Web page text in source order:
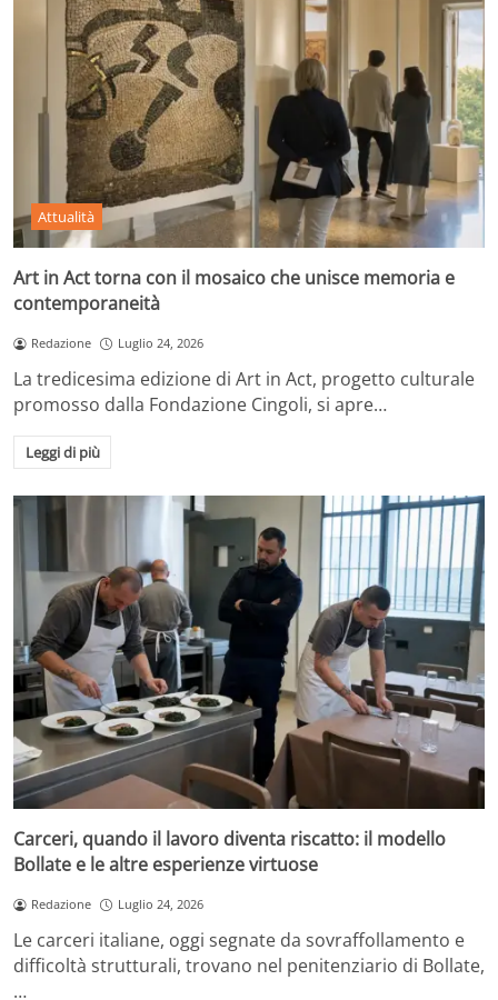
Attualità
Art in Act torna con il mosaico che unisce memoria e
contemporaneità
Redazione Luglio 24, 2026
La tredicesima edizione di Art in Act, progetto culturale
promosso dalla Fondazione Cingoli, si apre…
Leggi di più
Carceri, quando il lavoro diventa riscatto: il modello
Bollate e le altre esperienze virtuose
Redazione Luglio 24, 2026
Le carceri italiane, oggi segnate da sovraffollamento e
difficoltà strutturali, trovano nel penitenziario di Bollate,
…